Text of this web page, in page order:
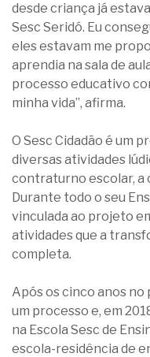
desde criança já
Sesc Seridó. Eu
eles estavam me
aprendia na sala de
processo educativo
minha vida”, afirma.
O Sesc Cidadão é um
diversas atividades
contraturno escolar, a
Durante todo o seu
vinculada ao projeto
atividades que a
completa.
Após os cinco anos
um processo e, em
na Escola Sesc de
escola-residência de